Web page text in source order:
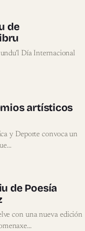
de
Día Internacional
artísticos
y Deporte convoca un
de Poesía
con una nueva edición